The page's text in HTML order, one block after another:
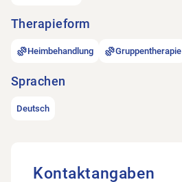
Therapieform
Heimbehandlung Gruppentherapie
Sprachen
Deutsch
Kontaktangaben